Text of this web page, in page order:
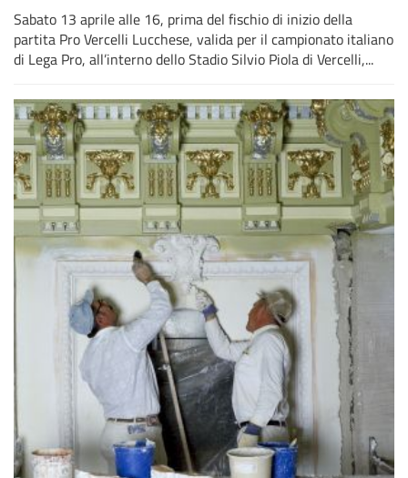
Sabato 13 aprile alle 16, prima del fischio di inizio della
partita Pro Vercelli Lucchese, valida per il campionato italiano
di Lega Pro, all’interno dello Stadio Silvio Piola di Vercelli,...